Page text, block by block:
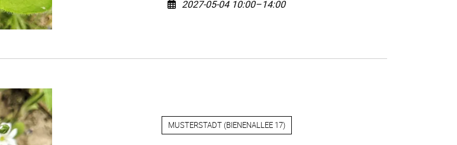
2027-05-04 10:00–14:00
MUSTERSTADT(BIENENALLEE 17)